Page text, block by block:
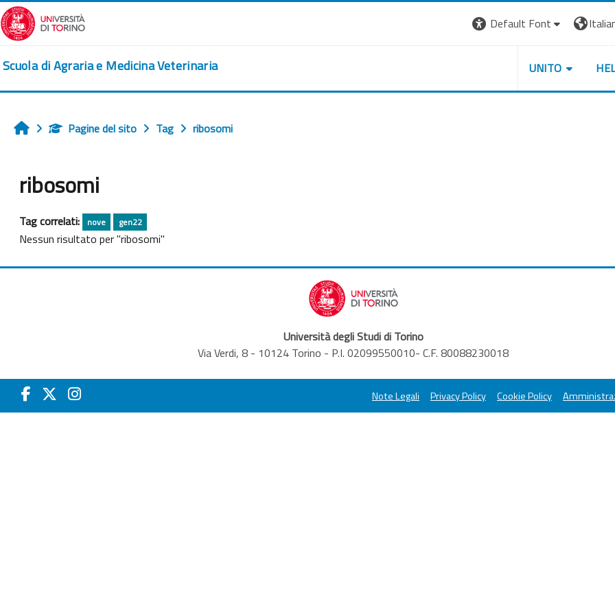
Vai al contenuto principale
Default Font
Scuola di Agraria e Medicina Veterinaria UNITO
HomePagine del sito Tag ribosomi
ribosomi
Tag correlati: nove gen22
Nessun risultato per "ribosomi"
Università degli Studi di Torino
Via Verdi, 8 - 10124 Torino - P.I. 02099550010- C.F. 80088230018
Note Legali Privacy Policy Cookie Policy